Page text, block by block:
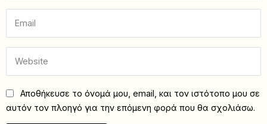
Αποθήκευσε το όνομά μου, email, και τον ιστότοπο μου σε
αυτόν τον πλοηγό για την επόμενη φορά που θα σχολιάσω.